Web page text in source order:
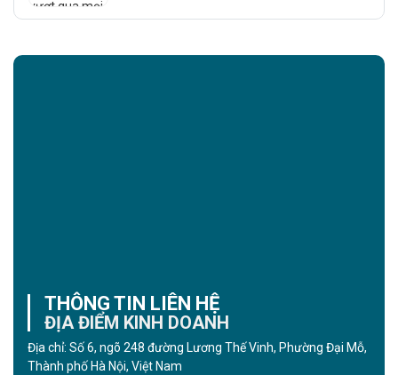
THÔNG TIN LIÊN HỆ
ĐỊA ĐIỂM KINH DOANH
Địa chỉ: Số 6, ngõ 248 đường Lương Thế Vinh, Phường Đại Mỗ,
Thành phố Hà Nội, Việt Nam